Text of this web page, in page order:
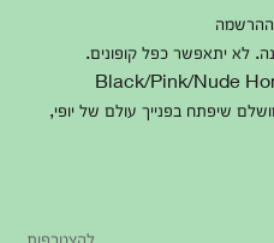
ההרשמה
לא יתאפשר כפל קופונים.
שיפתח בפנייך עולם של יופי,